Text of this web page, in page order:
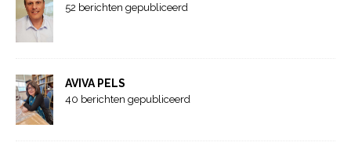
52 berichten gepubliceerd
AVIVA PELS
40 berichten gepubliceerd